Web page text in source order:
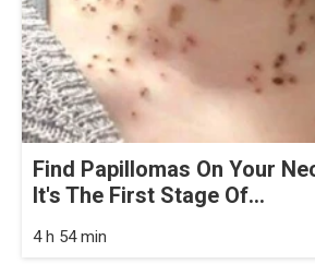
Find Papillomas On Your
It's The First Stage Of...
4 h 54 min